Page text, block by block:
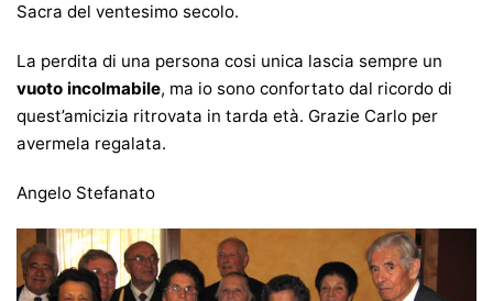
Sacra del ventesimo secolo.
La perdita di una persona cosi unica lascia sempre un
vuoto incolmabile, ma io sono confortato dal ricordo di
quest’amicizia ritrovata in tarda età. Grazie Carlo per
avermela regalata.
Angelo Stefanato